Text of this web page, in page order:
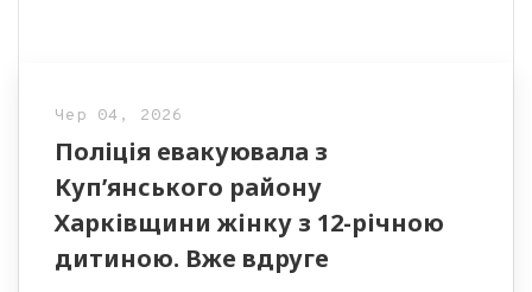
Чер 04, 2026
Поліція евакуювала з
Куп’янського району
Харківщини жінку з 12-річною
дитиною. Вже вдруге